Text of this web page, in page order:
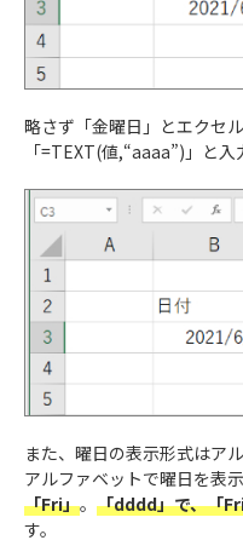
略さず「金曜日」とエクセ
「=TEXT(値,“aaaa”)」と入
また、曜日の表示形式はア
アルファベットで曜日を表
「Fri」。 「dddd」で、「
す。